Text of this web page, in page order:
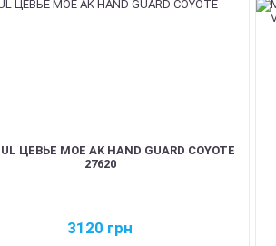
ЦЕВЬЕ MOE AK HAND GUARD COYOTE
27620
3120 грн